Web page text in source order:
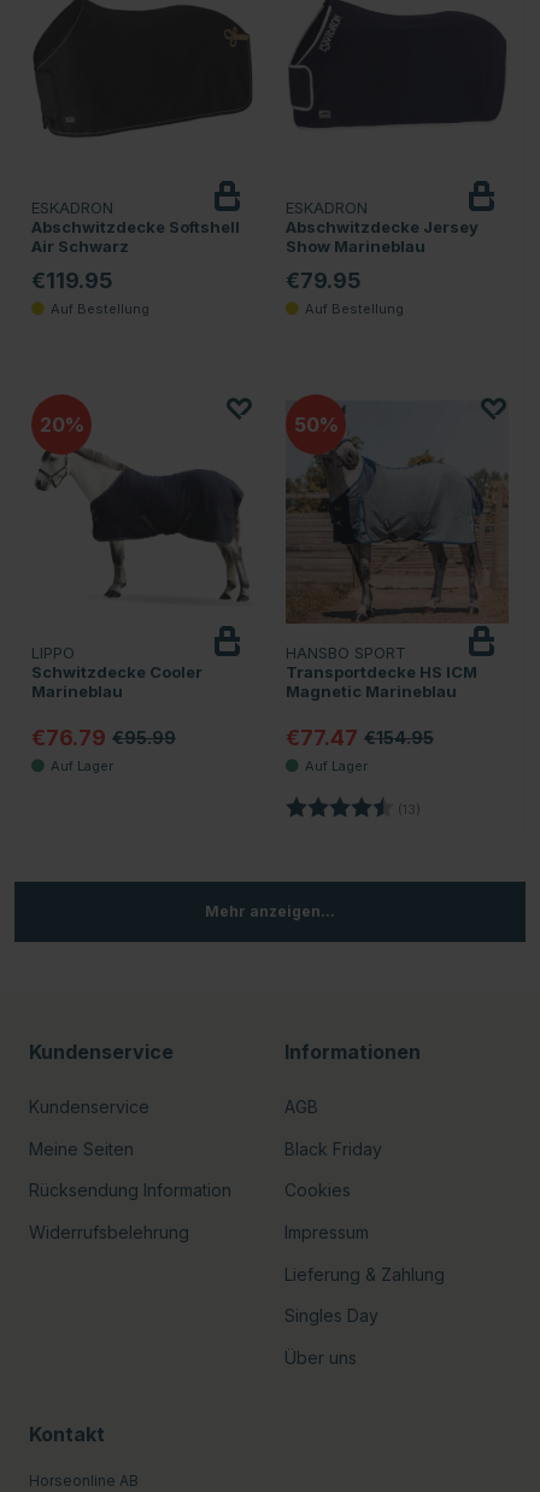
ESKADRON
Abschwitzdecke Softshell
Air Schwarz
€119.95
ESKADRON
Abschwitzdecke Jersey
Show Marineblau
€79.95
20
LIPPO
Schwitzdecke Cooler
Marineblau
€76.79 €95.99
50
HANSBO SPORT
Transportdecke HS ICM
Magnetic Marineblau
€77.47 €154.95
Bewertung: (13)
Mehr anzeigen...
Kundenservice
Kundenservice
Meine Seiten
Rücksendung Information
Widerrufsbelehrung
Informationen
AGB
Black Friday
Cookies
Impressum
Lieferung & Zahlung
Singles Day
Über uns
Kontakt
Horseonline AB